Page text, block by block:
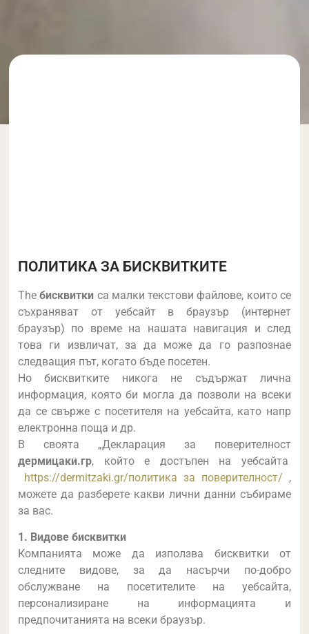
ПОЛИТИКА ЗА БИСКВИТКИТЕ
Theбисквитки са малки текстови файлове, които се
съхраняват от уебсайт в браузър (интернет
браузър) по време на нашата навигация и след
това ги извличат, за да може да го разпознае
следващия път, когато бъде посетен.
Но бисквитките никога не съдържат лична
информация, която би могла да позволи на всеки
да се свърже с посетителя на уебсайта, като напр
електронна поща и др.
В своята „Декларация за поверителност
дермицаки.гр, който е достъпен на уебсайта
https://dermitzaki.gr/политика за поверителност/ ,
можете да разберете какви лични данни събираме
за вас.
1. Видове бисквитки
Компанията може да използва бисквитки от
следните видове, за да насърчи по-добро
обслужване на посетителите на уебсайта,
персонализиране на информацията и
предпочитанията на всеки браузър.